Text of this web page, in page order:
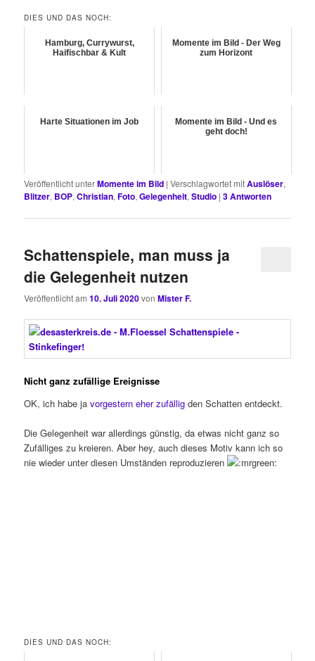
DIES UND DAS NOCH:
Hamburg, Currywurst,
Haifischbar & Kult
Momente im Bild - Der Weg
zum Horizont
Harte Situationen im Job
Momente im Bild - Und es
geht doch!
Veröffentlicht unterMomente im Bild |Verschlagwortet mitAuslöser,
Blitzer, BOP,Christian,Foto,Gelegenheit,Studio |3Antworten
Schattenspiele, man muss ja
die Gelegenheit nutzen
Veröffentlicht am10. Juli 2020vonMister F.
Nicht ganz zufällige Ereignisse
OK, ich habe javorgestern eher zufällig den Schatten entdeckt.
Die Gelegenheit war allerdings günstig, da etwas nicht ganz so
Zufälliges zu kreieren. Aber hey, auch dieses Motiv kann ich so
nie wieder unter diesen Umständen reproduzieren
DIES UND DAS NOCH: